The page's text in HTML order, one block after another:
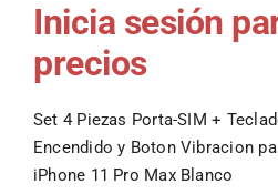
Inicia sesión
precios
Set 4 Piezas Porta-SIM +
Encendido y Boton Vibracion
iPhone 11 Pro Max Blanco